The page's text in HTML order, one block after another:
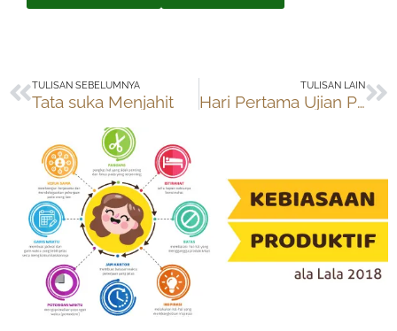
Prev
TULISAN SEBELUMNYA
Tata suka Menjahit
TULISAN LAIN
Hari Pertama Ujian Paket A di Salatiga